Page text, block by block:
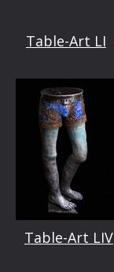
Table-Art LI
Table-Art LIV